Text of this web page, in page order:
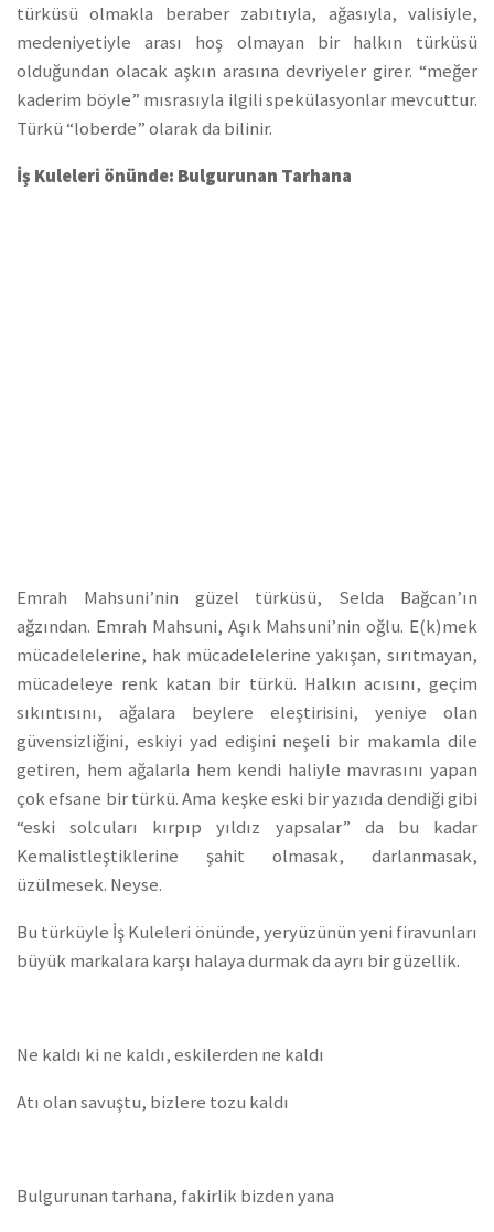
türküsü olmakla beraber zabıtıyla, ağasıyla, valisiyle,
medeniyetiyle arası hoş olmayan bir halkın türküsü
olduğundan olacak aşkın arasına devriyeler girer. “meğer
kaderim böyle” mısrasıyla ilgili spekülasyonlar mevcuttur.
Türkü “loberde” olarak da bilinir.
İş Kuleleri önünde: Bulgurunan Tarhana
Emrah Mahsuni’nin güzel türküsü, Selda Bağcan’ın
ağzından. Emrah Mahsuni, Aşık Mahsuni’nin oğlu. E(k)mek
mücadelelerine, hak mücadelelerine yakışan, sırıtmayan,
mücadeleye renk katan bir türkü. Halkın acısını, geçim
sıkıntısını, ağalara beylere eleştirisini, yeniye olan
güvensizliğini, eskiyi yad edişini neşeli bir makamla dile
getiren, hem ağalarla hem kendi haliyle mavrasını yapan
çok efsane bir türkü. Ama keşke eski bir yazıda dendiği gibi
“eski solcuları kırpıp yıldız yapsalar” da bu kadar
Kemalistleştiklerine şahit olmasak, darlanmasak,
üzülmesek. Neyse.
Bu türküyle İş Kuleleri önünde, yeryüzünün yeni firavunları
büyük markalara karşı halaya durmak da ayrı bir güzellik.
Ne kaldı ki ne kaldı, eskilerden ne kaldı
Atı olan savuştu, bizlere tozu kaldı
Bulgurunan tarhana, fakirlik bizden yana